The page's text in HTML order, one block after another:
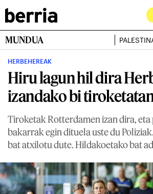
MUNDUA
HERBEHEREAK
Hiru lagun hil dira
izandako bi
Tiroketak Rotterdamen izan dira, eta
bakarrak egin dituela uste du
bat atxilotu dute. Hildakoetako bat